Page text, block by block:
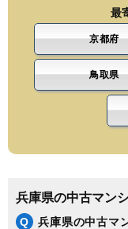
最
京都府
鳥取県
兵庫県の中古マン
Q
兵庫県の中古マ